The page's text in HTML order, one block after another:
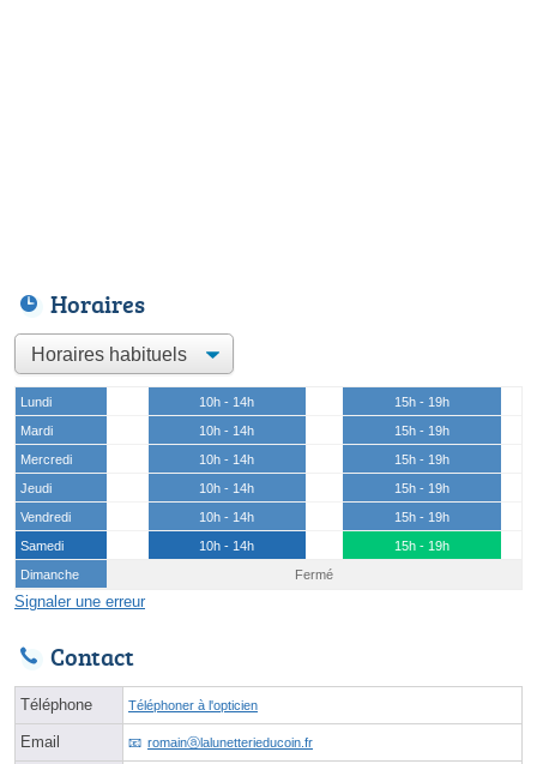
Horaires
Lundi 10h - 14h
15h - 19h
Mardi
10h - 14h
15h - 19h
Mercredi
10h - 14h
15h - 19h
Jeudi
10h - 14h
15h - 19h
Vendredi
10h - 14h
15h - 19h
Samedi
10h - 14h
15h - 19h
Dimanche
Fermé
Signaler une erreur
Contact
Téléphone Téléphoner à l'opticien
Email romainⓐlalunetterieducoin.fr